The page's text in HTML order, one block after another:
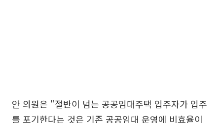
안 의원은 "절반이 넘는 공공임대주택 입주자가 입주
를 포기한다는 것은 기존 공공임대 운영에 비효율이